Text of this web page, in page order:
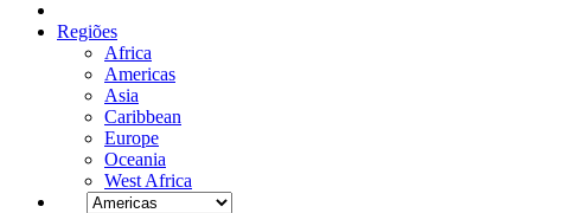
Regiões
Africa
Americas
Asia
Caribbean
Europe
Oceania
West Africa